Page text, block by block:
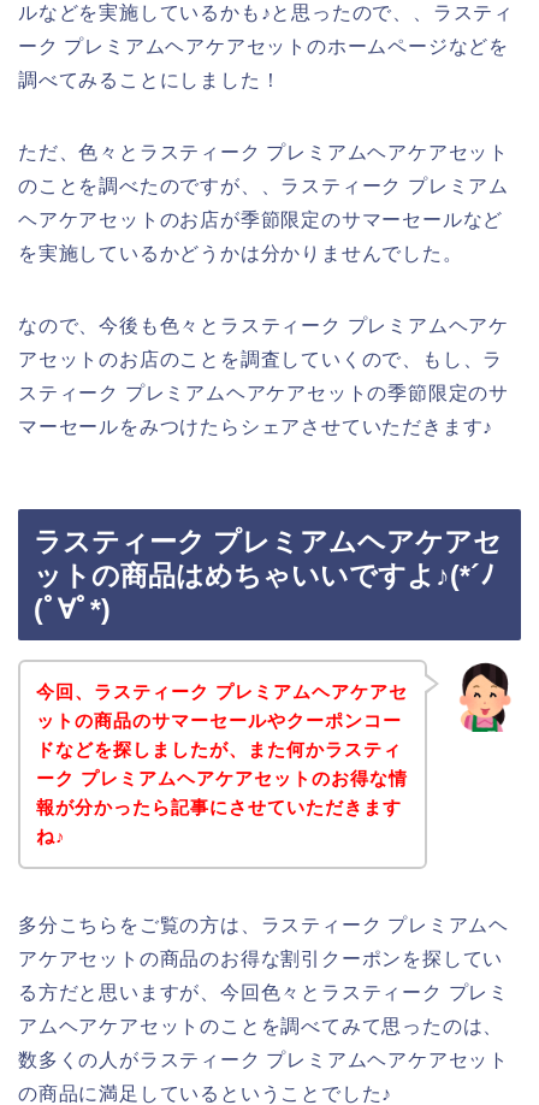
ルなどを実施しているかも♪と思ったので、、ラスティ
ーク プレミアムヘアケアセットのホームページなどを
調べてみることにしました！
ただ、色々とラスティーク プレミアムヘアケアセット
のことを調べたのですが、、ラスティーク プレミアム
ヘアケアセットのお店が季節限定のサマーセールなど
を実施しているかどうかは分かりませんでした。
なので、今後も色々とラスティーク プレミアムヘアケ
アセットのお店のことを調査していくので、もし、ラ
スティーク プレミアムヘアケアセットの季節限定のサ
マーセールをみつけたらシェアさせていただきます♪
ラスティーク プレミアムヘアケアセ
ットの商品はめちゃいいですよ♪(*´ﾉ
(ﾟ∀ﾟ*)
今回、ラスティーク プレミアムヘアケアセ
ットの商品のサマーセールやクーポンコー
ドなどを探しましたが、また何かラスティ
ーク プレミアムヘアケアセットのお得な情
報が分かったら記事にさせていただきます
ね♪
多分こちらをご覧の方は、ラスティーク プレミアムヘ
アケアセットの商品のお得な割引クーポンを探してい
る方だと思いますが、今回色々とラスティーク プレミ
アムヘアケアセットのことを調べてみて思ったのは、
数多くの人がラスティーク プレミアムヘアケアセット
の商品に満足しているということでした♪